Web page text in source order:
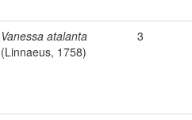
Vanessa atalanta
(Linnaeus, 1758)
3